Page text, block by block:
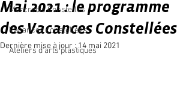
Mercredis Constellés
Vacances constellées
Ateliers d'arts plastiques
Mai 2021 : le programme
des Vacances Constellées
Dernière mise à jour :14 mai 2021